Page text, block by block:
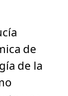
de
de la